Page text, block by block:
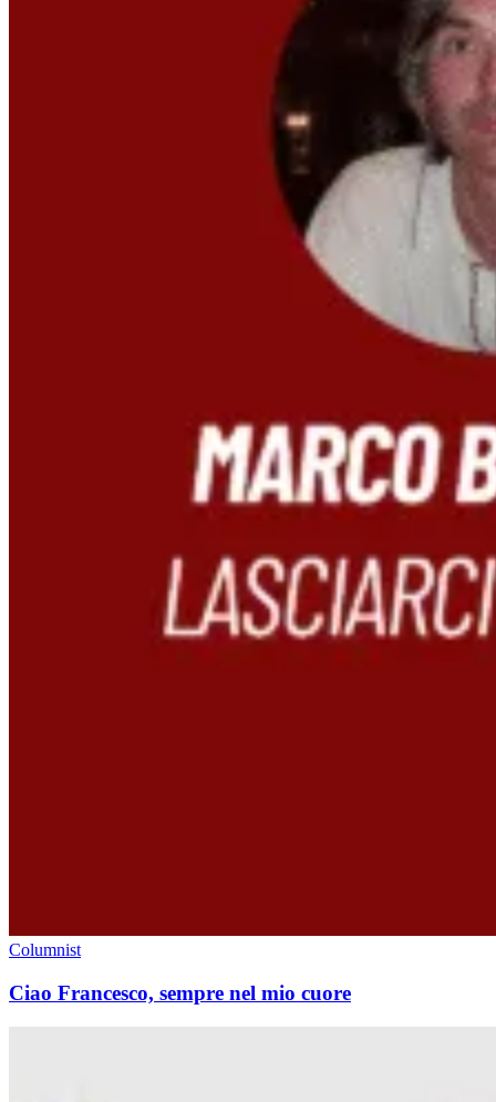
Columnist
Ciao Francesco, sempre nel mio cuore